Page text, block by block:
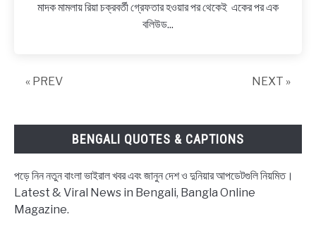
মাদক
মামলায়
তীব্র
কটাক্ষ
মাদক মামলায় রিয়া চক্রবর্তী গ্রেফতার হওয়ার পর থেকেই একের পর এক
বলিউড...
« PREV NEXT »
BENGALI QUOTES & CAPTIONS
পড়ে নিন নতুন বাংলা ভাইরাল খবর এবং জানুন দেশ ও দুনিয়ার আপডেটগুলি নিয়মিত।
Latest & Viral News in Bengali, Bangla Online
Magazine.